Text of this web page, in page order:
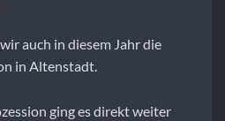
auch in diesem Jahr die
in Altenstadt.
ging es direkt weiter